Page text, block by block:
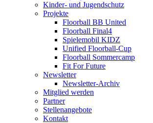
Kinder- und Jugendschutz
Projekte
Floorball BB United
Floorball Final4
Spielemobil KIDZ
Unified Floorball-Cup
Floorball Sommercamp
Fit For Future
Newsletter
Newsletter-Archiv
Mitglied werden
Partner
Stellenangebote
Kontakt